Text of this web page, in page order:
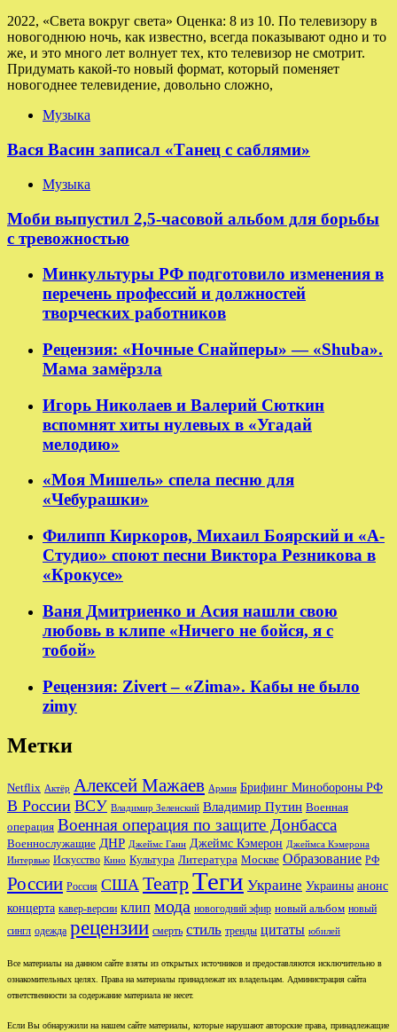
2022, «Света вокруг света» Оценка: 8 из 10. По телевизору в
новогоднюю ночь, как известно, всегда показывают одно и то
же, и это много лет волнует тех, кто телевизор не смотрит.
Придумать какой-то новый формат, который поменяет
новогоднее телевидение, довольно сложно,
Музыка
Вася Васин записал «Танец с саблями»
Музыка
Моби выпустил 2,5-часовой альбом для борьбы
с тревожностью
Минкультуры РФ подготовило изменения в
перечень профессий и должностей
творческих работников
Рецензия: «Ночные Снайперы» — «Shuba».
Мама замёрзла
Игорь Николаев и Валерий Сюткин
вспомнят хиты нулевых в «Угадай
мелодию»
«Моя Мишель» спела песню для
«Чебурашки»
Филипп Киркоров, Михаил Боярский и «А-
Студио» споют песни Виктора Резникова в
«Крокусе»
Ваня Дмитриенко и Асия нашли свою
любовь в клипе «Ничего не бойся, я с
тобой»
Рецензия: Zivert – «Zima». Кабы не было
zimy
Метки
Netflix Актёр Алексей Мажаев Армия Брифинг Минобороны РФ
В России ВСУ Владимир Зеленский Владимир Путин Военная
операция Военная операция по защите Донбасса
Военнослужащие ДНР Джеймс Ганн Джеймс Кэмерон Джеймса Кэмерона
Интервью Искусство Кино Культура Литература Москве Образование РФ
России Россия США ТеатрТеги Украине Украины анонс
концерта кавер-версии клип мода новогодний эфир новый альбом новый
сингл одежда рецензии смерть стиль тренды цитаты юбилей
Все материалы на данном сайте взяты из открытых источников и предоставляются исключительно в
ознакомительных целях. Права на материалы принадлежат их владельцам. Администрация сайта
ответственности за содержание материала не несет.
Если Вы обнаружили на нашем сайте материалы, которые нарушают авторские права, принадлежащие